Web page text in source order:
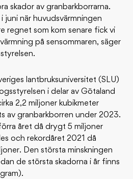
skador av granbarkborrarna.
juni när huvudsvärmningen
regnet som kom senare fick vi
på sensommaren, säger
lantbruksuniversitet (SLU)
i delar av Götaland
2,2 miljoner kubikmeter
av granbarkborren under 2023.
året då drygt 5 miljoner
och rekordåret 2021 då
Den största minskningen
de största skadorna i år finns